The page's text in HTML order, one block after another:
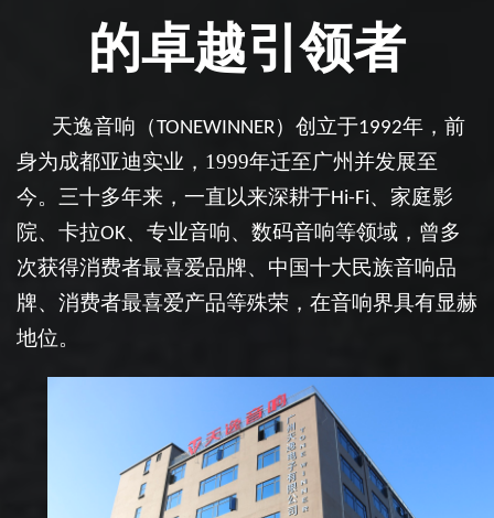
的卓越引领者
天逸音响（TONEWINNER）创立于1992年，前
身为成都亚迪实业，1999年迁至广州并发展至
今。三十多年来， 一直以来深耕于Hi-Fi、家庭影
院、卡拉OK、专业音响、数码音响等领域，曾多
次获得消费者最喜爱品牌、中国十大民族音响品
牌、消费者最喜爱产品等殊荣，在音响界具有显赫
地位。